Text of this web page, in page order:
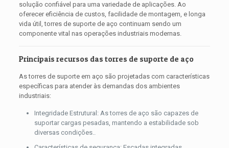
solução confiável para uma variedade de aplicações. Ao
oferecer eficiência de custos, facilidade de montagem, e longa
vida útil, torres de suporte de aço continuam sendo um
componente vital nas operações industriais modernas.
Principais recursos das torres de suporte de aço
As torres de suporte em aço são projetadas com características
específicas para atender às demandas dos ambientes
industriais:
Integridade Estrutural: As torres de aço são capazes de
suportar cargas pesadas, mantendo a estabilidade sob
diversas condições..